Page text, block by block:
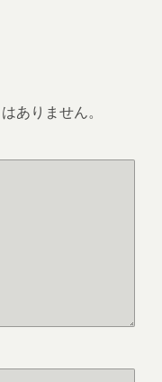
ありません。